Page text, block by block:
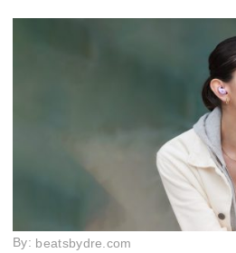
By: beatsbydre.com